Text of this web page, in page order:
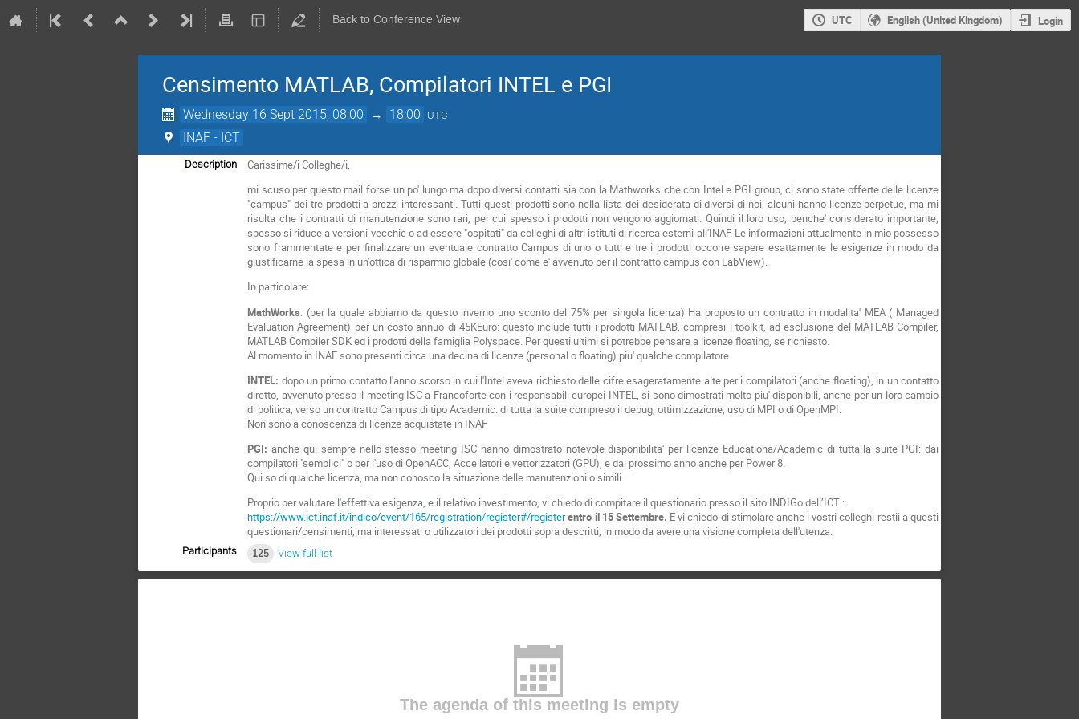
Back to Conference View UTC English (United Kingdom) Login
Censimento MATLAB, Compilatori INTEL e PGI
Wednesday 16 Sept 2015, 08:00 → 18:00 UTC
INAF - ICT
Description
Carissime/i Colleghe/i,
mi scuso per questo mail forse un po' lungo ma dopo diversi contatti sia con la Mathworks che con Intel e PGI group, ci sono state offerte delle licenze
"campus" dei tre prodotti a prezzi interessanti. Tutti questi prodotti sono nella lista dei desiderata di diversi di noi, alcuni hanno licenze perpetue, ma mi
risulta che i contratti di manutenzione sono rari, per cui spesso i prodotti non vengono aggiornati. Quindi il loro uso, benche' considerato importante,
spesso si riduce a versioni vecchie o ad essere "ospitati" da colleghi di altri istituti di ricerca esterni all'INAF. Le informazioni attualmente in mio possesso
sono frammentate e per finalizzare un eventuale contratto Campus di uno o tutti e tre i prodotti occorre sapere esattamente le esigenze in modo da
giustificarne la spesa in un’ottica di risparmio globale (cosi' come e' avvenuto per il contratto campus con LabView).
In particolare:
MathWorks: (per la quale abbiamo da questo inverno uno sconto del 75% per singola licenza) Ha proposto un contratto in modalita' MEA ( Managed
Evaluation Agreement) per un costo annuo di 45KEuro: questo include tutti i prodotti MATLAB, compresi i toolkit, ad esclusione del MATLAB Compiler,
MATLAB Compiler SDK ed i prodotti della famiglia Polyspace. Per questi ultimi si potrebbe pensare a licenze floating, se richiesto.
Al momento in INAF sono presenti circa una decina di licenze (personal o floating) piu' qualche compilatore.
INTEL: dopo un primo contatto l'anno scorso in cui l'Intel aveva richiesto delle cifre esageratamente alte per i compilatori (anche floating), in un contatto
diretto, avvenuto presso il meeting ISC a Francoforte con i responsabili europei INTEL, si sono dimostrati molto piu' disponibili, anche per un loro cambio
di politica, verso un contratto Campus di tipo Academic. di tutta la suite compreso il debug, ottimizzazione, uso di MPI o di OpenMPI.
Non sono a conoscenza di licenze acquistate in INAF
PGI: anche qui sempre nello stesso meeting ISC hanno dimostrato notevole disponibilita' per licenze Educationa/Academic di tutta la suite PGI: dai
compilatori "semplici" o per l'uso di OpenACC, Accellatori e vettorizzatori (GPU), e dal prossimo anno anche per Power 8.
Qui so di qualche licenza, ma non conosco la situazione delle manutenzioni o simili.
Proprio per valutare l'effettiva esigenza, e il relativo investimento, vi chiedo di compitare il questionario presso il sito INDIGo dell’ICT :
https://www.ict.inaf.it/indico/event/165/registration/register#/registerentro il 15 Settembre. E vi chiedo di stimolare anche i vostri colleghi restii a questi
questionari/censimenti, ma interessati o utilizzatori dei prodotti sopra descritti, in modo da avere una visione completa dell'utenza.
Participants 125 View full list
The agenda of this meeting is empty